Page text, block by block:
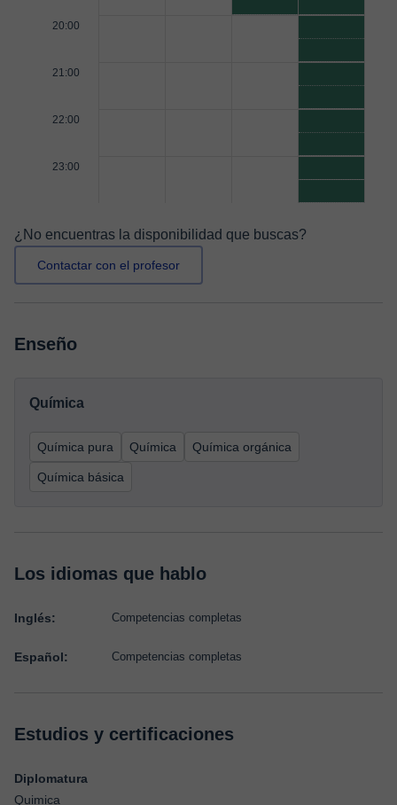
20:00
21:00
22:00
23:00
¿No encuentras la disponibilidad que buscas?
Contactar con el profesor
Enseño
Química
Química pura Química Química orgánica
Química básica
Los idiomas que hablo
Inglés: Competencias completas
Español: Competencias completas
Estudios y certificaciones
Diplomatura
Quimica